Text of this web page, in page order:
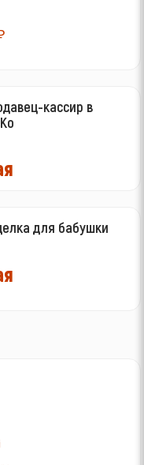
кассир в
для бабушки